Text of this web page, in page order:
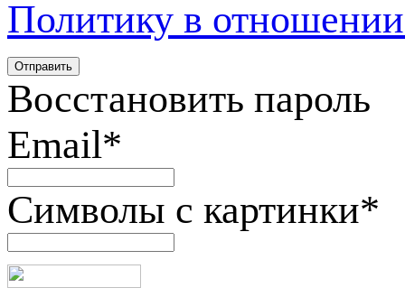
Политику в
Восстановить пароль
Email*
Символы с картинки*